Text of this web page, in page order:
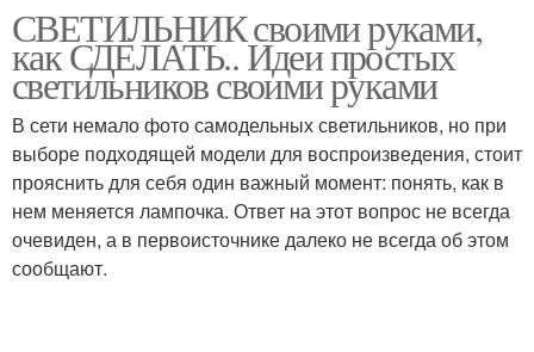
СВЕТИЛЬНИК своими руками,
как СДЕЛАТЬ.. Идеи простых
светильников своими руками
В сети немало фото самодельных светильников, но при
выборе подходящей модели для воспроизведения, стоит
прояснить для себя один важный момент: понять, как в
нем меняется лампочка. Ответ на этот вопрос не всегда
очевиден, а в первоисточнике далеко не всегда об этом
сообщают.